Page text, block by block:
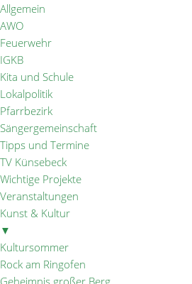
Allgemein
AWO
Feuerwehr
IGKB
Kita und Schule
Lokalpolitik
Pfarrbezirk
Sängergemeinschaft
Tipps und Termine
TV Künsebeck
Wichtige Projekte
Veranstaltungen
Kunst & Kultur
▼
Kultursommer
Rock am Ringofen